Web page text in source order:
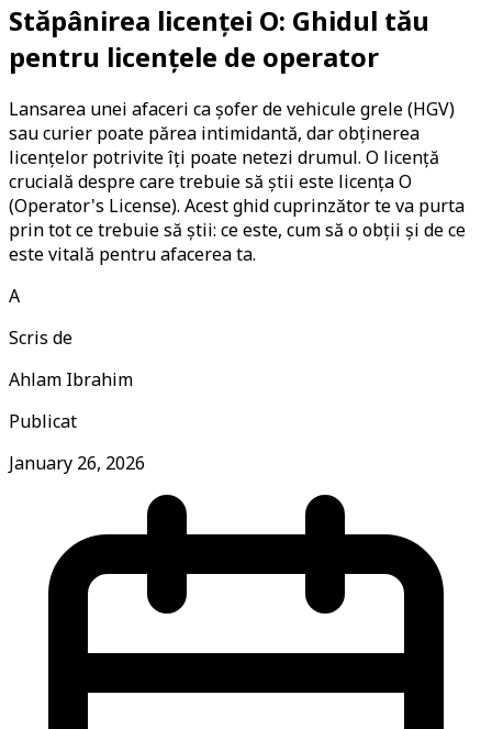
Stăpânirea licenței O: Ghidul tău
pentru licențele de operator
Lansarea unei afaceri ca șofer de vehicule grele (HGV)
sau curier poate părea intimidantă, dar obținerea
licențelor potrivite îți poate netezi drumul. O licență
crucială despre care trebuie să știi este licența O
(Operator's License). Acest ghid cuprinzător te va purta
prin tot ce trebuie să știi: ce este, cum să o obții și de ce
este vitală pentru afacerea ta.
A
Scris de
Ahlam Ibrahim
Publicat
January 26, 2026